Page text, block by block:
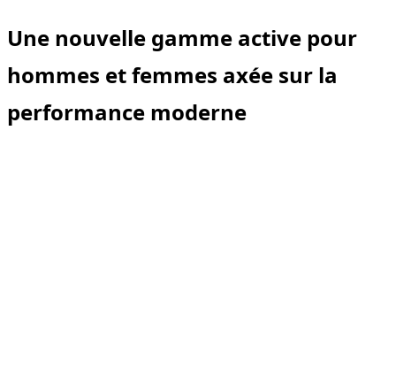
Une nouvelle gamme active pour
hommes et femmes axée sur la
performance moderne